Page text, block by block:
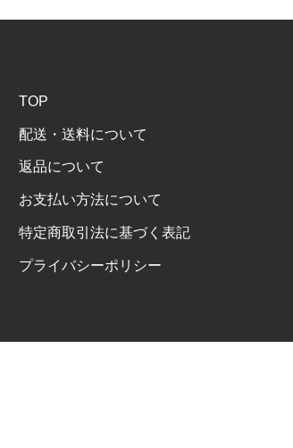
TOP
配送・送料について
返品について
お支払い方法について
特定商取引法に基づく表記
プライバシーポリシー